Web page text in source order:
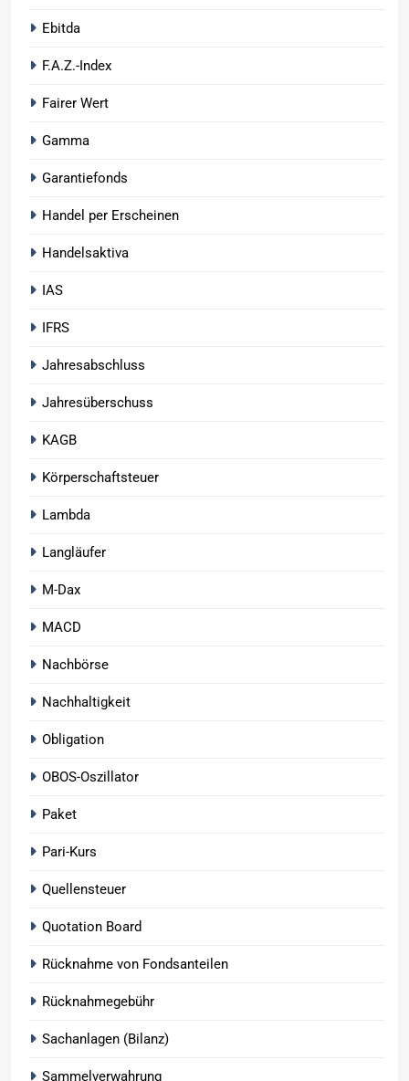
Ebitda
F.A.Z.-Index
Fairer Wert
Gamma
Garantiefonds
Handel per Erscheinen
Handelsaktiva
IAS
IFRS
Jahresabschluss
Jahresüberschuss
KAGB
Körperschaftsteuer
Lambda
Langläufer
M-Dax
MACD
Nachbörse
Nachhaltigkeit
Obligation
OBOS-Oszillator
Paket
Pari-Kurs
Quellensteuer
Quotation Board
Rücknahme von Fondsanteilen
Rücknahmegebühr
Sachanlagen (Bilanz)
Sammelverwahrung